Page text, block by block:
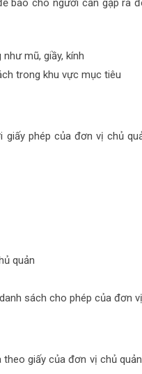
báo cho người cần gặp ra
mũ, giầy, kính
trong khu vực mục tiêu
phép của đơn vị chủ
quản
sách cho phép của đơn
giấy của đơn vị chủ